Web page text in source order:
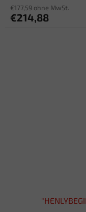
€177,59 ohne MwSt.
€214,88